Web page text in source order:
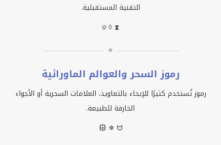
التقنية المستقبلية.
⎊ ◊ ⧗
✧
رموز السحر والعوالم الماورائية
رموز تُستخدم كثيرًا للإيحاء بالتعاويذ، العلامات السحرية أو الأجواء
الخارقة للطبيعة.
۞ ✵ ᗢ